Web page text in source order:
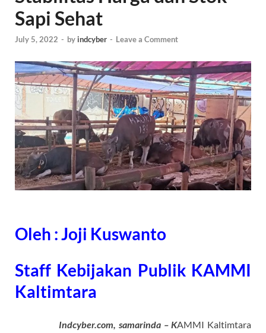
Sapi Sehat
July 5, 2022 - by indcyber - Leave a Comment
Oleh : Joji Kuswanto
Staff Kebijakan Publik KAMMI
Kaltimtara
Indcyber.com, samarinda – KAMMI Kaltimtara